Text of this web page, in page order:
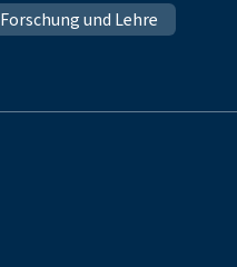
Forschung und Lehre